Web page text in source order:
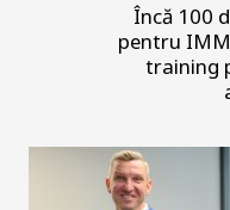
Încă 100
pentru
training